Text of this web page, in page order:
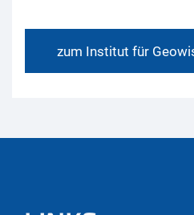
zum Institut für